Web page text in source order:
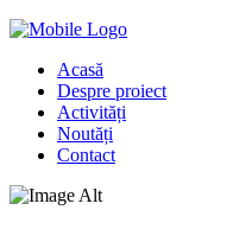
Acasă
Despre proiect
Activități
Noutăți
Contact